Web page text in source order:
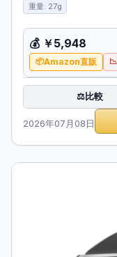
重量: 27g
💰 ￥5,948
Amazon直販
⚖️比較
2026年07月08日